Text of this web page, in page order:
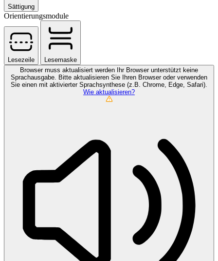
Sättigung
Orientierungsmodule
Lesezeile
Lesemaske
Browser muss aktualisiert werden
Ihr Browser unterstützt keine
Sprachausgabe. Bitte aktualisieren Sie Ihren Browser oder verwenden
Sie einen mit aktivierter Sprachsynthese (z.B. Chrome, Edge, Safari).
Wie aktualisieren?